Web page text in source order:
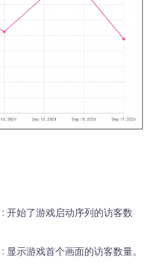
: 开始了游戏启动序列的访客数
: 显示游戏首个画面的访客数量。